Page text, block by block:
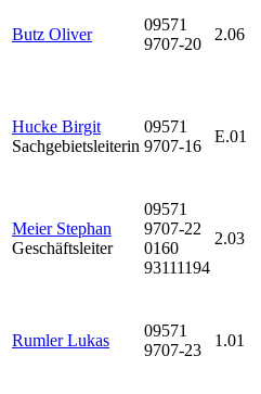
Butz Oliver
09571
9707-20
2.06
Hucke Birgit
Sachgebietsleiterin
09571
9707-16
E.01
Meier Stephan
Geschäftsleiter
09571
9707-22
0160
93111194
2.03
Rumler Lukas
09571
9707-23
1.01